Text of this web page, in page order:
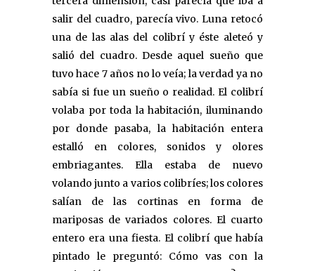
salir del cuadro, parecía vivo. Luna retocó
una de las alas del colibrí y éste aleteó y
salió del cuadro. Desde aquel sueño que
tuvo hace 7 años no lo veía; la verdad ya no
sabía si fue un sueño o realidad. El colibrí
volaba por toda la habitación, iluminando
por donde pasaba, la habitación entera
estalló en colores, sonidos y olores
embriagantes. Ella estaba de nuevo
volando junto a varios colibríes; los colores
salían de las cortinas en forma de
mariposas de variados colores. El cuarto
entero era una fiesta. El colibrí que había
pintado le preguntó: Cómo vas con la